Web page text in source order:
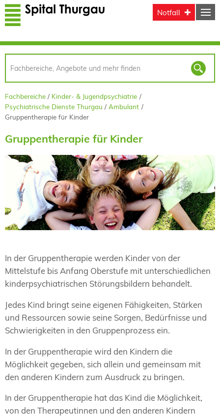
Direkt zum Inhalt
Notfall
Fachbereiche
Kinder- & Jugendpsychiatrie
Psychiatrische Dienste Thurgau
Ambulant
Gruppentherapie für Kinder
Gruppentherapie für Kinder
In der Gruppentherapie werden Kinder von der
Mittelstufe bis Anfang Oberstufe mit unterschiedlichen
kinderpsychiatrischen Störungsbildern behandelt.
Jedes Kind bringt seine eigenen Fähigkeiten, Stärken
und Ressourcen sowie seine Sorgen, Bedürfnisse und
Schwierigkeiten in den Gruppenprozess ein.
In der Gruppentherapie wird den Kindern die
Möglichkeit gegeben, sich allein und gemeinsam mit
den anderen Kindern zum Ausdruck zu bringen.
In der Gruppentherapie hat das Kind die Möglichkeit,
von den Therapeutinnen und den anderen Kindern